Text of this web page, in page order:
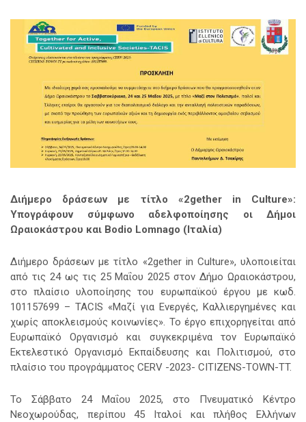
Διήμερο δράσεων με τίτλο «2gether in Culture»:
Υπογράφουν σύμφωνο αδελφοποίησης οι Δήμοι
Ωραιοκάστρου και Bodio Lomnago (Ιταλία)
Διήμερο δράσεων με τίτλο «2gether in Culture», υλοποιείται
από τις 24 ως τις 25 Μαΐου 2025 στον Δήμο Ωραιοκάστρου,
στο πλαίσιο υλοποίησης του ευρωπαϊκού έργου με κωδ.
101157699 – TACIS «Μαζί για Ενεργές, Καλλιεργημένες και
χωρίς αποκλεισμούς κοινωνίες». Το έργο επιχορηγείται από
Ευρωπαϊκό Οργανισμό και συγκεκριμένα τον Ευρωπαϊκό
Εκτελεστικό Οργανισμό Εκπαίδευσης και Πολιτισμού, στο
πλαίσιο του προγράμματος CERV -2023- CITIZENS-TOWN-TT.
Το Σάββατο 24 Μαΐου 2025, στο Πνευματικό Κέντρο
Νεοχωρούδας, περίπου 45 Ιταλοί και πλήθος Ελλήνων